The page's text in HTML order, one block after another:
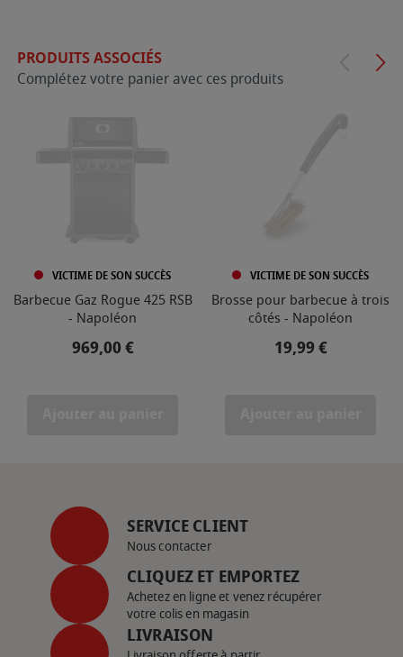
PRODUITS ASSOCIÉS
Complétez votre panier avec ces produits
VICTIME DE SON SUCCÈS
Barbecue Gaz Rogue 425 RSB
- Napoléon
Prix
969,00 €
VICTIME DE SON SUCCÈS
Brosse pour barbecue à trois
côtés - Napoléon
Prix
19,99 €
SERVICE CLIENT
Nous contacter
CLIQUEZ ET EMPORTEZ
Achetez en ligne et venez récupérer
votre colis en magasin
LIVRAISON